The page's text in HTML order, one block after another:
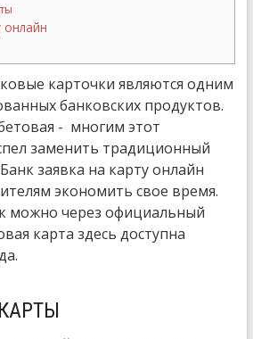
карточки являются одним
банковских продуктов.
- многим этот
заменить традиционный
заявка на карту онлайн
экономить свое время.
можно через официальный
карта здесь доступна